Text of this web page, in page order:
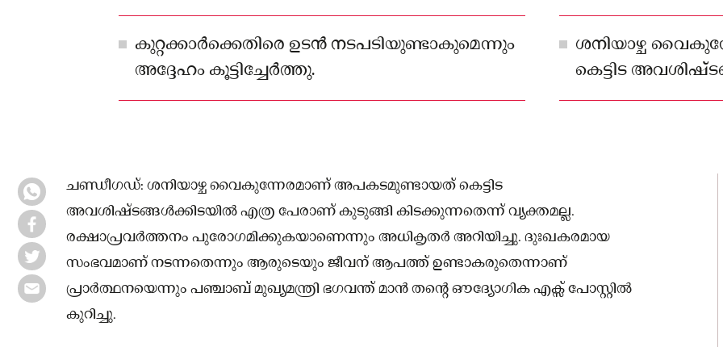
സമയം കെട്ടിട
പേർ കുടുങ്ങി
അറിയിച്ചു.
കുറ്റക്കാർക്കെതിരെ ഉടൻ നടപടിയുണ്ടാകുമെന്നും
അദ്ദേഹം കൂട്ടിച്ചേർത്തു.
ശനിയാഴ്ച
കെട്ടിട
കുടുങ്ങി
ചണ്ഡീഗഡ്: ശനിയാഴ്ച വൈകുന്നേരമാണ് അപകടമുണ്ടായത് കെട്ടിട
അവശിഷ്ടങ്ങൾക്കിടയിൽ എത്ര പേരാണ് കുടുങ്ങി കിടക്കുന്നതെന്ന് വ്യക്തമല്ല.
രക്ഷാപ്രവർത്തനം പുരോഗമിക്കുകയാണെന്നും അധികൃതർ അറിയിച്ചു. ദുഃഖകരമായ
സംഭവമാണ് നടന്നതെന്നും ആരുടെയും ജീവന് ആപത്ത് ഉണ്ടാകരുതെന്നാണ്
പ്രാർത്ഥനയെന്നും പഞ്ചാബ് മുഖ്യമന്ത്രി ഭഗവന്ത് മാൻ തൻ്റെ ഔദ്യോഗിക എക്സ് പോസ്റ്റിൽ
കുറിച്ചു.